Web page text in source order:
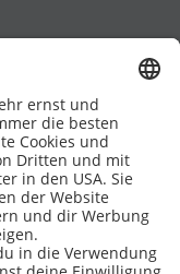
Eltern
Stiftung Lesen